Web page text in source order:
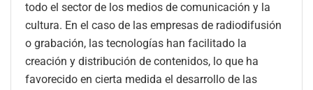
todo el sector de los medios de comunicación y la
cultura. En el caso de las empresas de radiodifusión
o grabación, las tecnologías han facilitado la
creación y distribución de contenidos, lo que ha
favorecido en cierta medida el desarrollo de las